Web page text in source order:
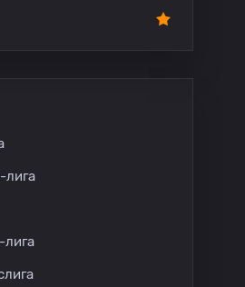
лига
лига